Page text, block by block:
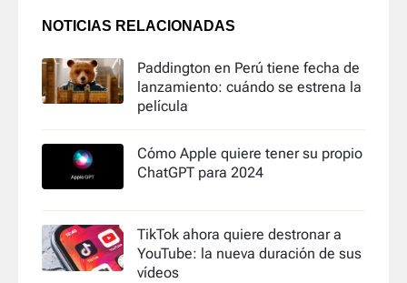
NOTICIAS RELACIONADAS
Paddington en Perú tiene fecha de
lanzamiento: cuándo se estrena la
película
Cómo Apple quiere tener su propio
ChatGPT para 2024
TikTok ahora quiere destronar a
YouTube: la nueva duración de sus
vídeos